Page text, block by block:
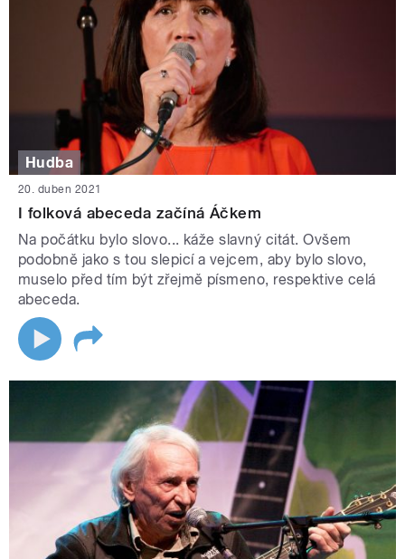
Hudba
20. duben 2021
I folková abeceda začíná Áčkem
Na počátku bylo slovo... káže slavný citát. Ovšem
podobně jako s tou slepicí a vejcem, aby bylo slovo,
muselo před tím být zřejmě písmeno, respektive celá
abeceda.